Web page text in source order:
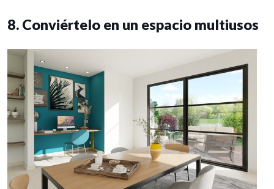
8. Conviértelo en un espacio multiusos